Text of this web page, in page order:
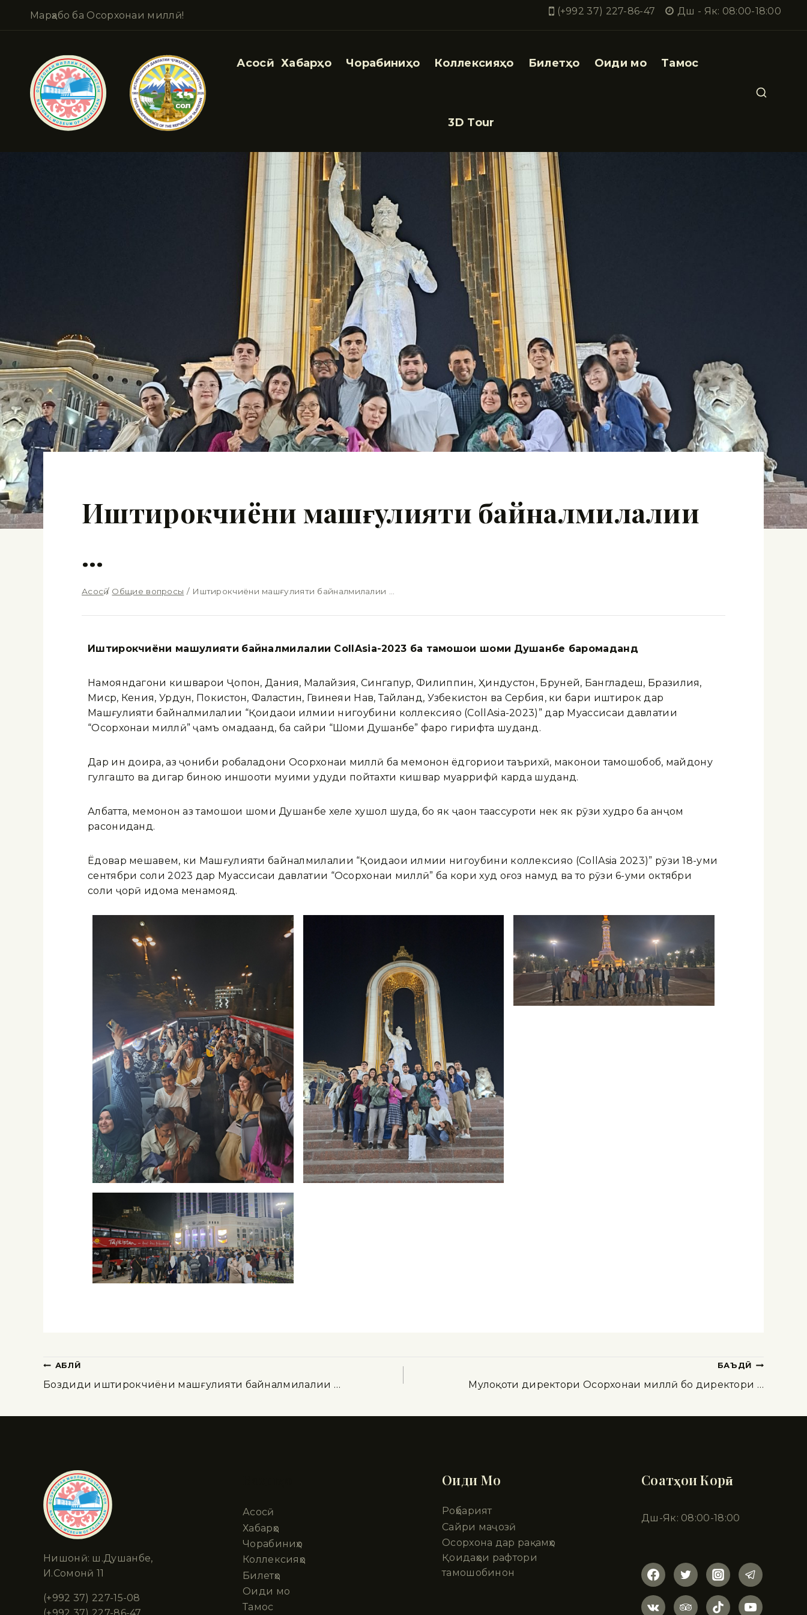
Марҳабо ба Осорхонаи миллӣ! (+992 37) 227-86-47 Дш - Як: 08:00-18:00
Асосӣ Хабарҳо Чорабиниҳо Коллексияҳо Билетҳо Оиди мо Тамос
3D Tour
Иштирокчиёни машғулияти байналмилалии
…
Асосӣ / Общие вопросы / Иштирокчиёни машғулияти байналмилалии …
Иштирокчиёни машулияти байналмилалии CollAsia-2023 ба тамошои шоми Душанбе баромаданд
Намояндагони кишварҳои Ҷопон, Дания, Малайзия, Сингапур, Филиппин, Ҳиндустон, Бруней, Бангладеш, Бразилия,
Миср, Кения, Урдун, Покистон, Фаластин, Гвинеяи Нав, Тайланд, Узбекистон ва Сербия, ки баҳри иштирок дар
Машғулияти байналмилалии “Қоидаҳои илмии нигоҳубини коллексияҳо (CollAsia-2023)” дар Муассисаи давлатии
“Осорхонаи миллӣ” ҷамъ омадаанд, ба сайри “Шоми Душанбе” фаро гирифта шуданд.
Дар ин доира, аз ҷониби роҳбаладони Осорхонаи миллӣ ба меҳмонон ёдгориҳои таърихӣ, маконҳои тамошобоб, майдону
гулгаштҳо ва дигар биною иншооти муҳими ҳудуди пойтахти кишвар муаррифӣ карда шуданд.
Албатта, меҳмонон аз тамошои шоми Душанбе хеле хушҳол шуда, бо як ҷаҳон таассуроти нек як рӯзи худро ба анҷом
расониданд.
Ёдовар мешавем, ки Машғулияти байналмилалии “Қоидаҳои илмии нигоҳубини коллексияҳо (CollAsia 2023)” рӯзи 18-уми
сентябри соли 2023 дар Муассисаи давлатии “Осорхонаи миллӣ” ба кори худ оғоз намуд ва то рӯзи 6-уми октябри
соли ҷорӣ идома менамояд.
ҚАБЛӢ
Боздиди иштирокчиёни машғулияти байналмилалии …
БАЪДӢ
Мулоқоти директори Осорхонаи миллӣ бо директори …
Нишонӣ: ш.Душанбе,
И.Сомонӣ 11
(+992 37) 227-15-08
Асосӣ
Хабарҳо
Чорабиниҳо
Коллексияҳо
Билетҳо
Оиди мо
Тамос
Оиди Мо
Роҳбарият
Сайри маҷозӣ
Осорхона дар рақамҳо
Қоидаҳои рафтори
тамошобинон
Соатҳои Корӣ
Дш-Як: 08:00-18:00